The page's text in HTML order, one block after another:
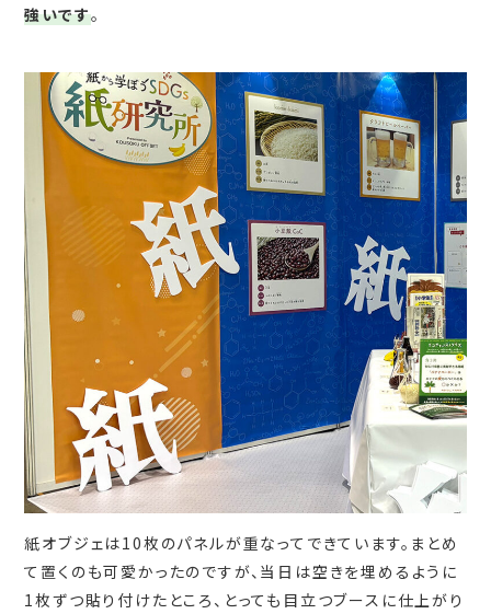
強いです。
紙オブジェは10枚のパネルが重なってできています。まとめ
て置くのも可愛かったのですが、当日は空きを埋めるように
1枚ずつ貼り付けたところ、とっても目立つブースに仕上がり